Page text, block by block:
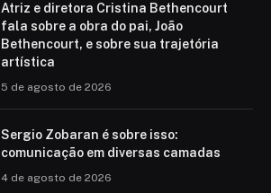
Atriz e diretora Cristina Bethencourt
fala sobre a obra do pai, João
Bethencourt, e sobre sua trajetória
artística
5 de agosto de 2026
Sergio Zobaran é sobre isso:
comunicação em diversas camadas
4 de agosto de 2026